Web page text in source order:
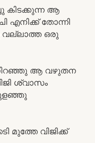
കിടക്കുന്ന ആ
എനിക്ക് തോന്നി
വല്ലാത്ത ഒരു
ആ വഴുതന
ശ്വാസം
മുത്തേ വിജിക്ക്